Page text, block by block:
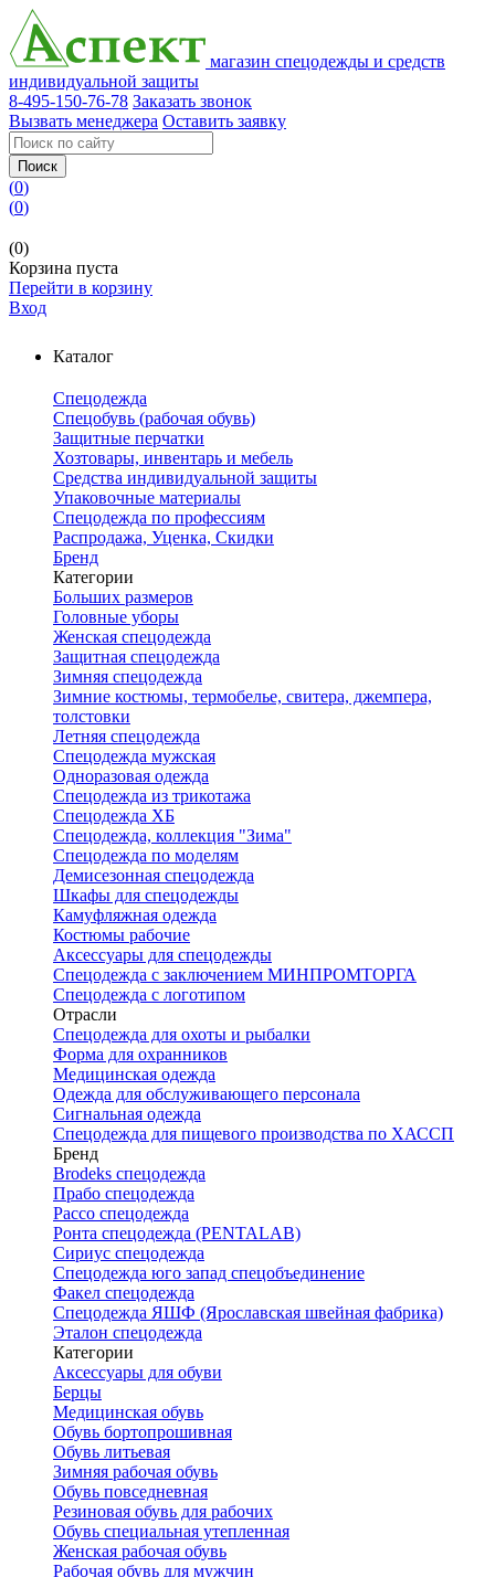
магазин спецодежды и средств
индивидуальной защиты
8-495-150-76-78 Заказать звонок
Вызвать менеджера Оставить заявку
Поиск
(0)
(0)
(0)
Корзина пуста
Перейти в корзину
Вход
Каталог
Спецодежда
Спецобувь (рабочая обувь)
Защитные перчатки
Хозтовары, инвентарь и мебель
Средства индивидуальной защиты
Упаковочные материалы
Спецодежда по профессиям
Распродажа, Уценка, Скидки
Бренд
Категории
Больших размеров
Головные уборы
Женская спецодежда
Защитная спецодежда
Зимняя спецодежда
Зимние костюмы, термобелье, свитера, джемпера,
толстовки
Летняя спецодежда
Спецодежда мужская
Одноразовая одежда
Спецодежда из трикотажа
Спецодежда ХБ
Спецодежда, коллекция "Зима"
Спецодежда по моделям
Демисезонная спецодежда
Шкафы для спецодежды
Камуфляжная одежда
Костюмы рабочие
Аксессуары для спецодежды
Спецодежда с заключением МИНПРОМТОРГА
Спецодежда с логотипом
Отрасли
Спецодежда для охоты и рыбалки
Форма для охранников
Медицинская одежда
Одежда для обслуживающего персонала
Сигнальная одежда
Спецодежда для пищевого производства по ХАССП
Бренд
Brodeks спецодежда
Прабо спецодежда
Рассо спецодежда
Ронта спецодежда (PENTALAB)
Сириус спецодежда
Спецодежда юго запад спецобъединение
Факел спецодежда
Спецодежда ЯШФ (Ярославская швейная фабрика)
Эталон спецодежда
Категории
Аксессуары для обуви
Берцы
Медицинская обувь
Обувь бортопрошивная
Обувь литьевая
Зимняя рабочая обувь
Обувь повседневная
Резиновая обувь для рабочих
Обувь специальная утепленная
Женская рабочая обувь
Рабочая обувь для мужчин